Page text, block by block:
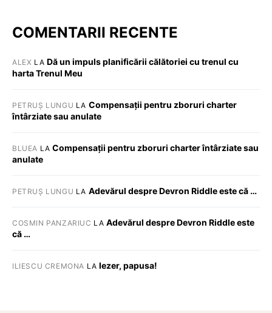
COMENTARII RECENTE
ALEX LA Dă un impuls planificării călătoriei cu trenul cu
harta Trenul Meu
PETRUȘ LUNGU LA Compensații pentru zboruri charter
întârziate sau anulate
BLUEA LACompensații pentru zboruri charter întârziate sau
anulate
PETRUȘ LUNGU LA Adevărul despre Devron Riddle este că …
COSMIN PANZARIUC LA Adevărul despre Devron Riddle este
că …
ILIESCU CREMONA LA Iezer, papusa!